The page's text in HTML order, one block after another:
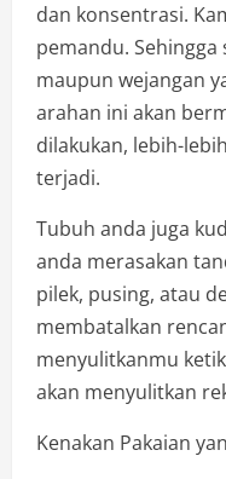
dan konsentrasi.
pemandu.
maupun wejangan
arahan ini akan
dilakukan, lebih-
terjadi.
Tubuh anda juga
anda merasakan
pilek, pusing, atau
membatalkan
menyulitkanmu
akan menyulitkan
Kenakan Pakaian